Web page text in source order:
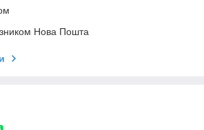
Нова Пошта